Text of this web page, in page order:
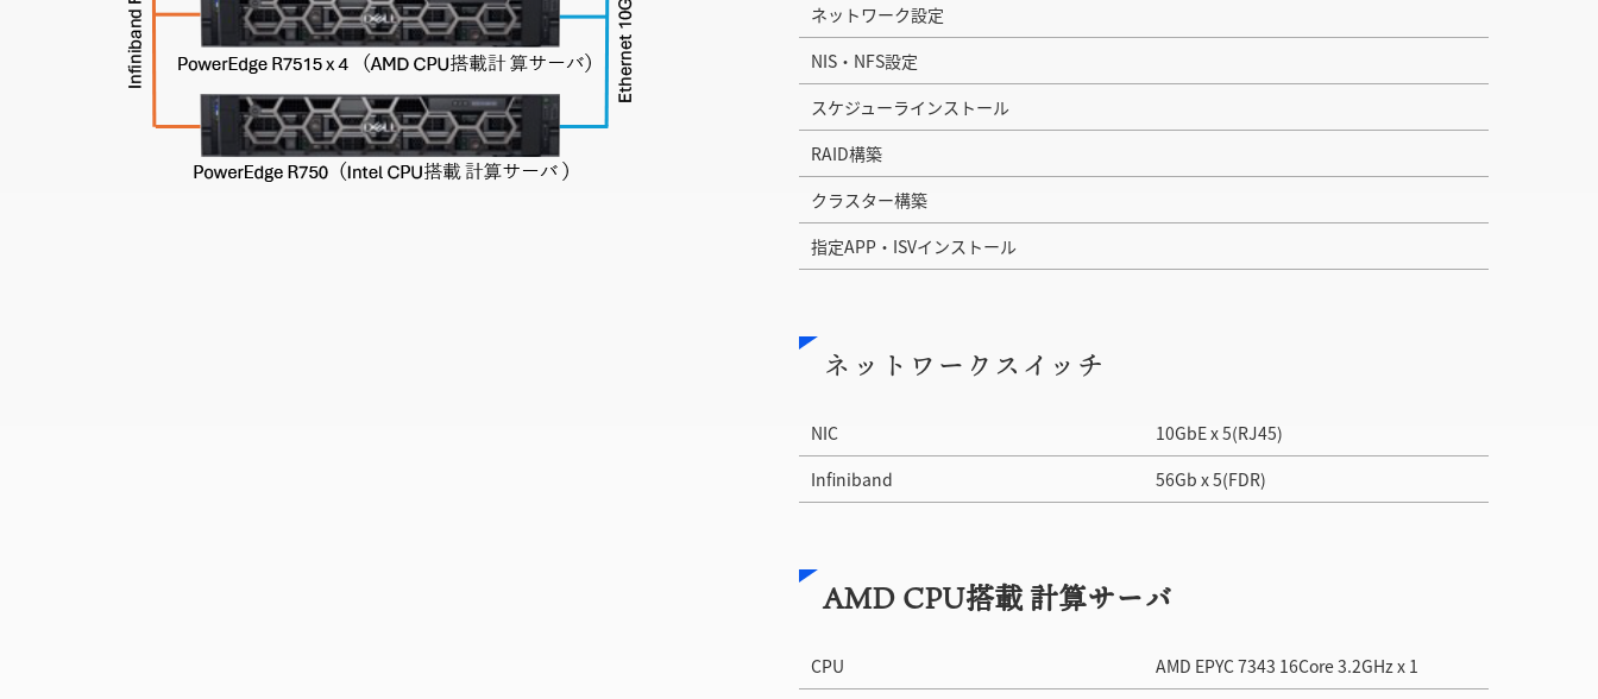
ネットワーク設定
NIS・NFS設定
スケジューラインストール
RAID構築
クラスター構築
指定APP・ISVインストール
ネットワークスイッチ
NIC
10GbE x 5(RJ45)
Infiniband
56Gb x 5(FDR)
AMD CPU搭載 計算サーバ
CPU
AMD EPYC 7343 16Core 3.2GHz x 1